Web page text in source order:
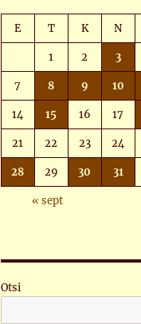
E T K N
1 2 3
7 8 9 10
14 15 16 17
21 22 23 24
28 29 30 31
« sept
Otsi